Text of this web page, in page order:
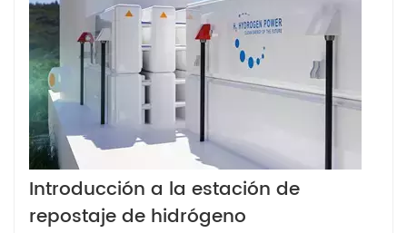
Introducción a la estación de
repostaje de hidrógeno